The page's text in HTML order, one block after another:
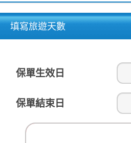
填寫旅遊天數
保單生效日
保單結束日